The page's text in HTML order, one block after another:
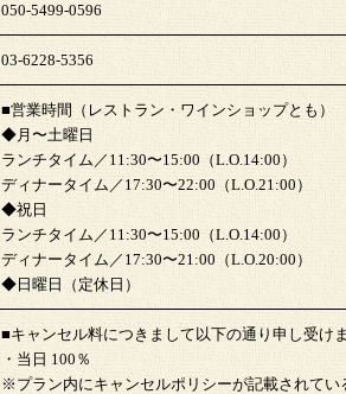
050-5499-0596
03-6228-5356
■営業時間（レストラン・ワインショップとも）
◆月〜土曜日
ランチタイム／11:30〜15:00（L.O.14:00）
ディナータイム／17:30〜22:00（L.O.21:00）
◆祝日
ランチタイム／11:30〜15:00（L.O.14:00）
ディナータイム／17:30〜21:00（L.O.20:00）
◆日曜日（定休日）
■キャンセル料につきまして以下の通り申し受けま
・当日 100％
※プラン内にキャンセルポリシーが記載されて